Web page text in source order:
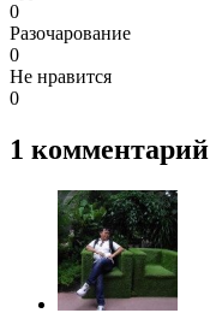
0
Разочарование
0
Не нравится
0
1 комментарий